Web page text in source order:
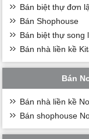
Bán biệt thự đơn
Bán Shophouse
Bán biệt thự song
Bán nhà liền kề
Bán
Bán nhà liền kề
Bán shophouse